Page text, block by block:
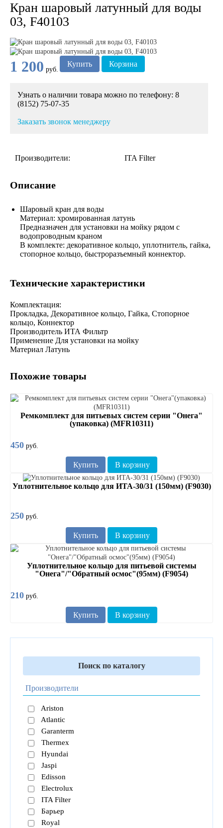
Кран шаровый латунный для воды
03, F40103
1 200 руб.
Купить Корзина
Узнать о наличии товара можно по телефону: 8
(8152) 75-07-35
Заказать звонок менеджеру
Производители: ITA Filter
Описание
Шаровый кран для воды
Материал: хромированная латунь
Предназначен для установки на мойку рядом с
водопроводным краном
В комплекте: декоративное кольцо, уплотнитель, гайка,
стопорное кольцо, быстроразъемный коннектор.
Технические характеристики
Комплектация:
Прокладка, Декоративное кольцо, Гайка, Стопорное
кольцо, Коннектор
Производитель ИТА Фильтр
Применение Для установки на мойку
Материал Латунь
Похожие товары
Ремкомплект для питьевых систем серии "Онега"
(упаковка) (MFR10311)
450 руб.
Купить В корзину
Уплотнительное кольцо для ИТА-30/31 (150мм) (F9030)
250 руб.
Купить В корзину
Уплотнительное кольцо для питьевой системы
"Онега"/"Обратный осмос"(95мм) (F9054)
210 руб.
Купить В корзину
Поиск по каталогу
Производители
Ariston
Atlantic
Garanterm
Thermex
Hyundai
Jaspi
Edisson
Electrolux
ITA Filter
Барьер
Royal